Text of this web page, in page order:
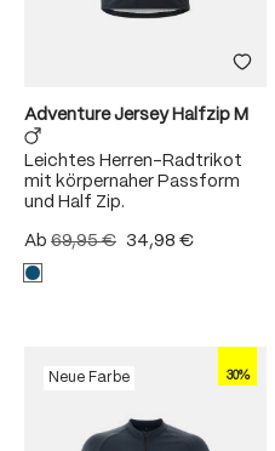
Adventure Jersey Halfzip M
Leichtes Herren-Radtrikot
mit körpernaher Passform
und Half Zip.
Ab 69,95 € 34,98 €
30%
Neue Farbe